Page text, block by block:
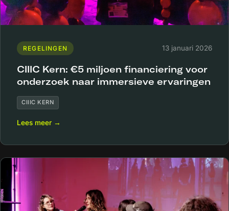
REGELINGEN 13 januari 2026
CIIIC Kern: €5 miljoen financiering voor
onderzoek naar immersieve ervaringen
CIIIC KERN
Lees meer →